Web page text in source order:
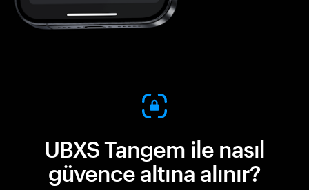
UBXS Tangem ile nasıl
güvence altına alınır?